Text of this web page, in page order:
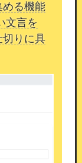
営
とは
自社メディ
ージ運用な
る機能
文言を
切りに具